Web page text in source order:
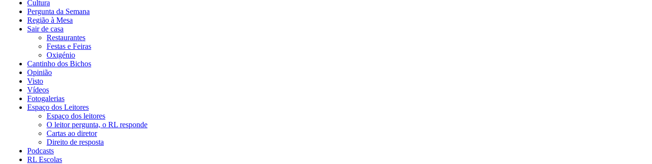
Cultura
Pergunta da Semana
Região à Mesa
Sair de casa
Restaurantes
Festas e Feiras
Oxigénio
Cantinho dos Bichos
Opinião
Visto
Vídeos
Fotogalerias
Espaço dos Leitores
Espaço dos leitores
O leitor pergunta, o RL responde
Cartas ao diretor
Direito de resposta
Podcasts
RL Escolas